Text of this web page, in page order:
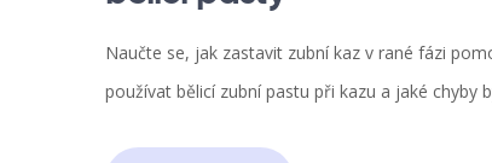
Naučte se, jak zastavit zubní kaz v rané fázi
používat bělicí zubní pastu při kazu a jaké chyby